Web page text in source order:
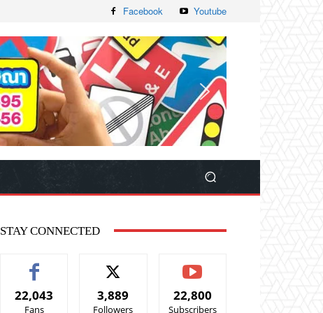
Facebook Youtube
STAY CONNECTED
22,043
Fans
3,889
Followers
22,800
Subscribers